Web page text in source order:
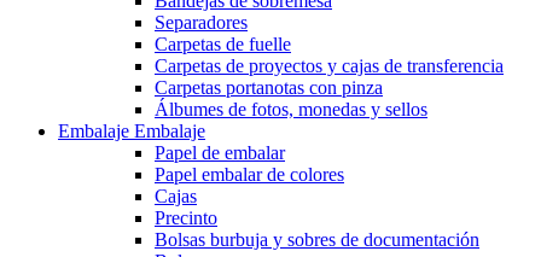
Separadores
Carpetas de fuelle
Carpetas de proyectos y cajas de transferencia
Carpetas portanotas con pinza
Álbumes de fotos, monedas y sellos
Embalaje Embalaje
Papel de embalar
Papel embalar de colores
Cajas
Precinto
Bolsas burbuja y sobres de documentación